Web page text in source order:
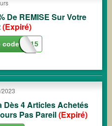
De REMISE Sur Votre
(Expiré)
code
2023
Dès 4 Articles Achetés
Pas Pareil(Expiré)